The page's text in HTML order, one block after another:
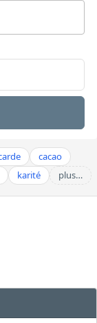
cacao
karité plus…